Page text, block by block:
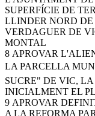
SUPERFÍCIE DE
LLINDER NORD
VERDAGUER DE
MONTAL
8 APROVAR
LA PARCELLA
SUCRE" DE VIC,
INICIALMENT EL
9 APROVAR
A LA REFORMA